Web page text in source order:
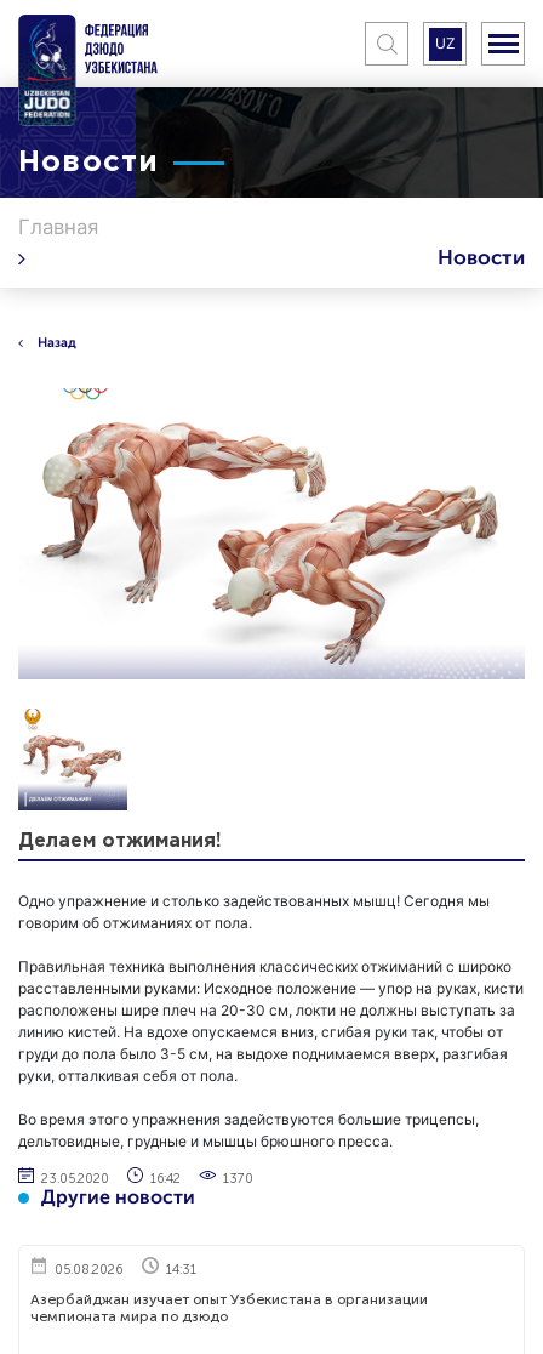
UZ
Новости
Главная
Новости
Назад
Делаем отжимания!
Одно упражнение и столько задействованных мышц! Сегодня мы
говорим об отжиманиях от пола.
Правильная техника выполнения классических отжиманий с широко
расставленными руками: Исходное положение — упор на руках, кисти
расположены шире плеч на 20-30 см, локти не должны выступать за
линию кистей. На вдохе опускаемся вниз, сгибая руки так, чтобы от
груди до пола было 3-5 см, на выдохе поднимаемся вверх, разгибая
руки, отталкивая себя от пола.
Во время этого упражнения задействуются большие трицепсы,
дельтовидные, грудные и мышцы брюшного пресса.
23.05.2020 16:42 1370
Другие новости
05.08.2026 14:31
Азербайджан изучает опыт Узбекистана в организации
чемпионата мира по дзюдо